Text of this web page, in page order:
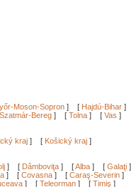
Moson-Sopron ] [ Hajdú-Bihar ]
Bereg ] [ Tolna ] [ Vas ]
kraj ] [ Košický kraj ]
] [ Dâmboviţa ] [Alba ] [ Galaţi ]
] [ Covasna ] [ Caraş-Severin ]
] [ Teleorman ] [ Timiş ]